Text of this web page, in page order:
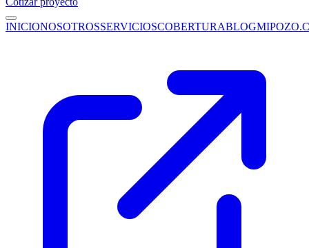
INICIONOSOTROSSERVICIOSCOBERTURABLOG